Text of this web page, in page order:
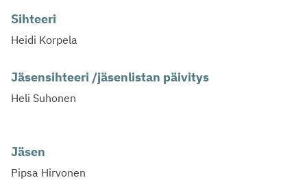
Sihteeri
Heidi Korpela
Jäsensihteeri /jäsenlistan päivitys
Heli Suhonen
Jäsen
Pipsa Hirvonen